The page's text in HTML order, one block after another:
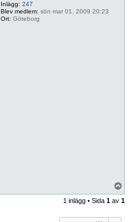
Inlägg: 247
Blev medlem: sön mar 01, 2009 20:23
Ort: Göteborg
p
p
1 inlägg • Sida 1 av 1